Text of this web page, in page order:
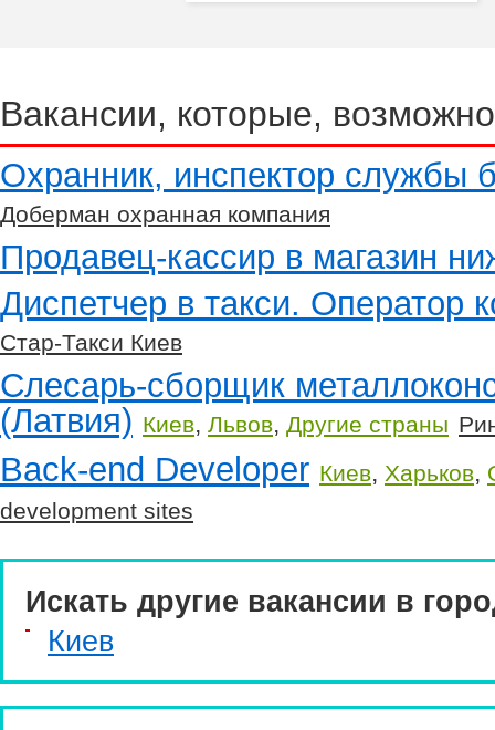
Вакансии, которые,
Охранник, инспектор службы
Доберман охранная компания
Продавец-кассир в магазин
Диспетчер в такси. Оператор
Стар-Такси Киев
Слесарь-сборщик
(Латвия) Киев, Львов, Другие страны
Back-end Developer Киев, Харьков,
development sites
Искать другие вакансии в
Киев